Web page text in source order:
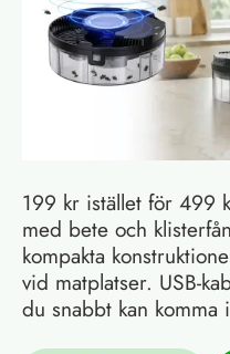
199 kr istället för 499
med bete och
kompakta
vid matplatser. USB-
du snabbt kan komma